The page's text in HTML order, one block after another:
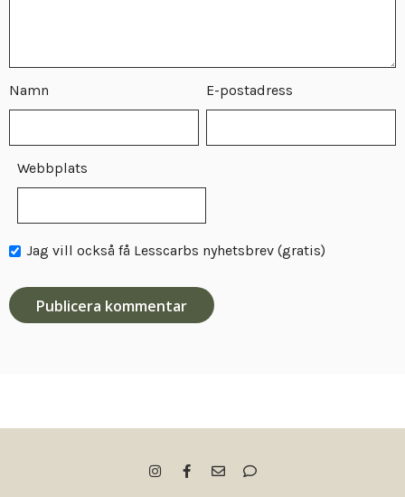
Namn E-postadress
Webbplats
Jag vill också få Lesscarbs nyhetsbrev (gratis)